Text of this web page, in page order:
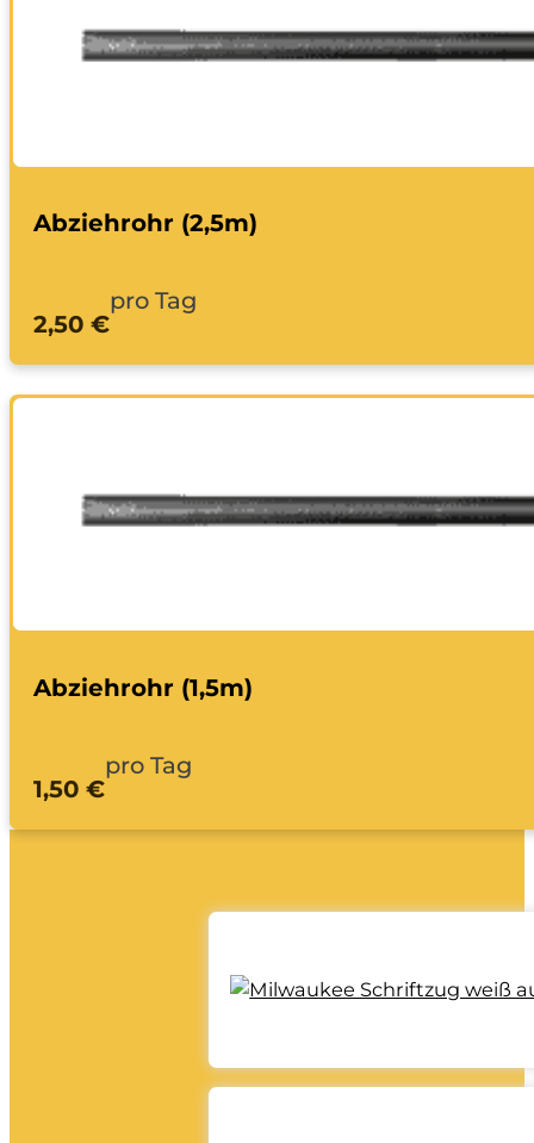
Abziehrohr (2,5m)
2,50 €
pro Tag
Abziehrohr (1,5m)
1,50 €
pro Tag